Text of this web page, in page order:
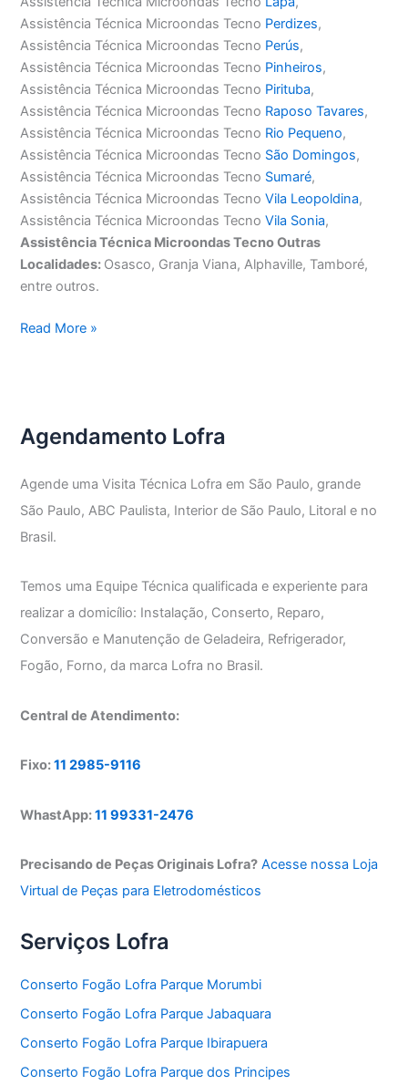
Assistência Técnica Microondas Tecno Perdizes,
Assistência Técnica Microondas Tecno Perús,
Assistência Técnica Microondas Tecno Pinheiros,
Assistência Técnica Microondas Tecno Pirituba,
Assistência Técnica Microondas Tecno Raposo Tavares,
Assistência Técnica Microondas Tecno Rio Pequeno,
Assistência Técnica Microondas Tecno São Domingos,
Assistência Técnica Microondas Tecno Sumaré,
Assistência Técnica Microondas TecnoVila Leopoldina,
Assistência Técnica Microondas TecnoVila Sonia,
Assistência Técnica Microondas Tecno Outras
Localidades: Osasco, Granja Viana, Alphaville, Tamboré,
entre outros.
Assistência
Read More »
Agendamento Lofra
Agende uma Visita Técnica Lofra em São Paulo, grande
São Paulo, ABC Paulista, Interior de São Paulo, Litoral e no
Brasil.
Temos uma Equipe Técnica qualificada e experiente para
realizar a domicílio: Instalação, Conserto, Reparo,
Conversão e Manutenção de Geladeira, Refrigerador,
Fogão, Forno, da marca Lofra no Brasil.
Central de Atendimento:
Fixo:11 2985-9116
WhastApp:11 99331-2476
Precisando de Peças Originais Lofra? Acesse nossa Loja
Virtual de Peças para Eletrodomésticos
Serviços Lofra
Conserto Fogão Lofra Parque Morumbi
Conserto Fogão Lofra Parque Jabaquara
Conserto Fogão Lofra Parque Ibirapuera
Conserto Fogão Lofra Parque dos Principes